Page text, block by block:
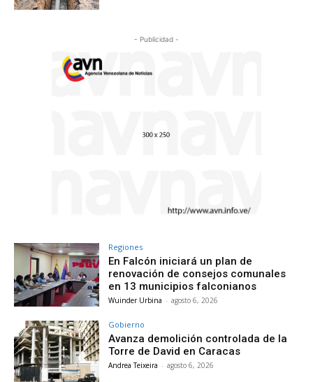
- Publicidad -
Regiones
En Falcón iniciará un plan de
renovación de consejos comunales
en 13 municipios falconianos
Wuinder Urbina - agosto 6, 2026
Gobierno
Avanza demolición controlada de la
Torre de David en Caracas
Andrea Teixeira - agosto 6, 2026